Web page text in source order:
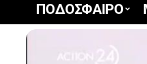
ΠΟΔΟΣΦΑΙΡΟ